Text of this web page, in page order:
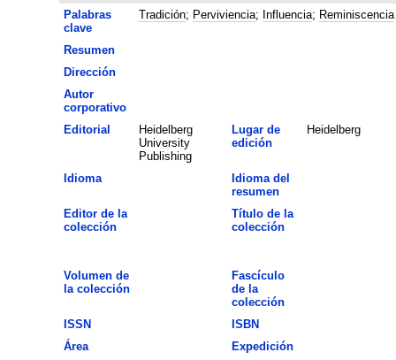
Palabras
clave
Tradición; Perviviencia; Influencia; Reminiscencia
Resumen
Dirección
Autor
corporativo
Editorial
Heidelberg
University
Publishing
Lugar de
edición
Heidelberg
Idioma
Idioma del
resumen
Editor de la
colección
Título de la
colección
Volumen de
la colección
Fascículo
de la
colección
ISSN
ISBN
Área
Expedición